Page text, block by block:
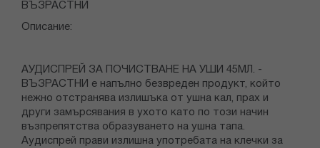
ВЪЗРАСТНИ
Описание:
АУДИСПРЕЙ ЗА ПОЧИСТВАНЕ НА УШИ 45МЛ. -
ВЪЗРАСТНИ е напълно безвреден продукт, който
нежно отстранява излишъка от ушна кал, прах и
други замърсявания в ухото като по този начин
възпрепятства образуването на ушна тапа.
Аудиспрей прави излишна употребата на клечки за